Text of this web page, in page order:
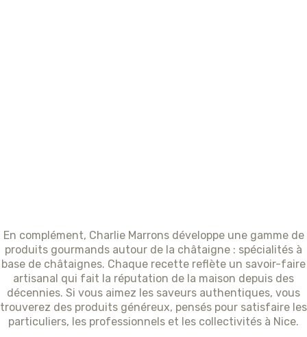
En complément, Charlie Marrons développe une gamme de
produits gourmands autour de la châtaigne : spécialités à
base de châtaignes. Chaque recette reflète un savoir-faire
artisanal qui fait la réputation de la maison depuis des
décennies. Si vous aimez les saveurs authentiques, vous
trouverez des produits généreux, pensés pour satisfaire les
particuliers, les professionnels et les collectivités à Nice.